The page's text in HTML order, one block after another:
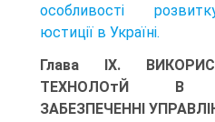
особливості
юстиції в Україні.
Глава IX.
ТЕХНОЛОтЙ В
ЗАБЕЗПЕЧЕННІ